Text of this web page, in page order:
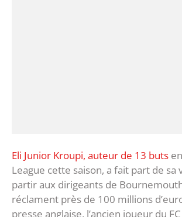
Eli Junior Kroupi, auteur de 13 buts
League cette saison, a fait part de sa
partir aux dirigeants de
réclament près de 100 millions
presse anglaise, l’ancien joueur du